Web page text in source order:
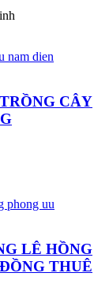
CÂY
LÊ HỒNG
THUÊ